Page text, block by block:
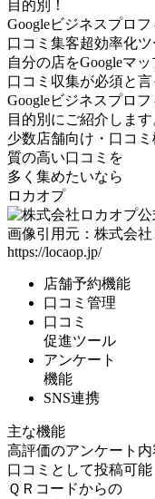
目的別！
Googleビジネスプロ
口コミ集客超効率化ツ
自分の店をGoogleマ
口コミ収集が必須と
Googleビジネスプロ
目的別にご紹介します
少数店舗向け ・ 口コ
質の高い口コミを
多く集めたいなら
ロカオプ
画像引用元：株式会
https://locaop.jp/
店舗予約機能
口コミ管理
口コミ
促進ツール
アンケート
機能
SNS連携
主な機能
高評価のアンケート内
口コミとして投稿可能
ＱＲコードからの